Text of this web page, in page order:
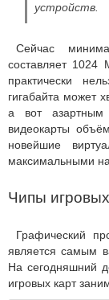
устройств.
Сейчас
составляет
практически
гигабайта может
а вот азартным
видеокарты
новейшие
максимальными
Чипы
Графический
является самым
На сегодняшний
игровых карт